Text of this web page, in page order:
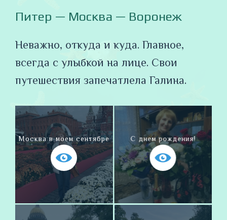
Питер — Москва — Воронеж
Неважно, откуда и куда. Главное,
всегда с улыбкой на лице. Свои
путешествия запечатлела Галина.
Москва в моем сентябре С днем рождения!